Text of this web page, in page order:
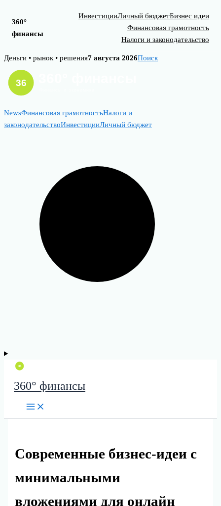
360°
финансы
ИнвестицииЛичный бюджетБизнес идеи
Финансовая грамотность
Налоги и законодательство
Skip
content
Деньги • рынок • решения7 августа 2026Поиск
NewsФинансовая грамотностьНалоги и
законодательствоИнвестицииЛичный бюджет
360° финансы
Современные бизнес-идеи с
минимальными
вложениями для онлайн